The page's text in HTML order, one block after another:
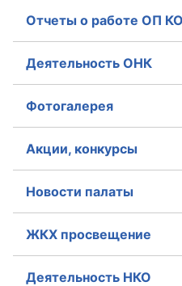
Отчеты о работе ОП КО
Деятельность ОНК
Фотогалерея
Акции, конкурсы
Новости палаты
ЖКХ просвещение
Деятельность НКО